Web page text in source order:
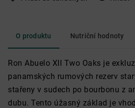
O produktu Nutriční hodnoty
Ron Abuelo XII Two Oaks je
panamských rumových rezerv
stařeny v sudech po bourbonu z
dubu. Tento úžasný základ je